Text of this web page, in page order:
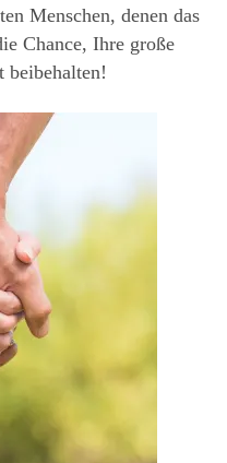
Menschen, denen das
Chance, Ihre große
beibehalten!